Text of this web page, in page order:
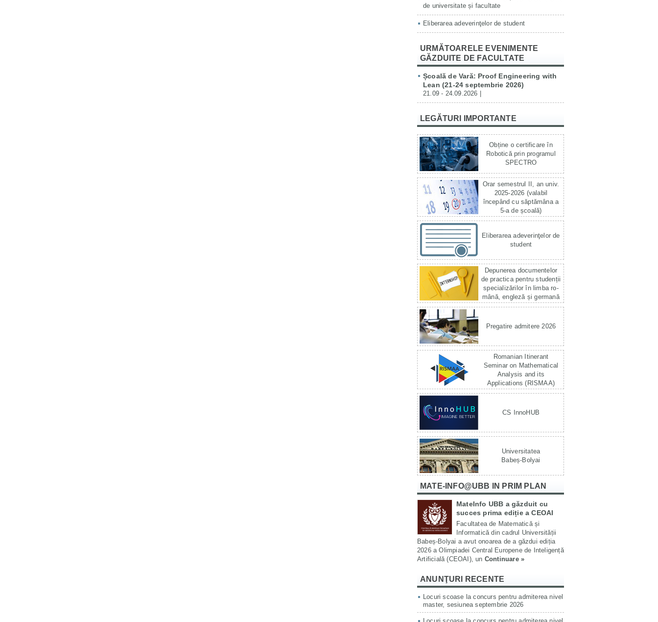
de universitate și facultate
Eliberarea adeverinţelor de student
URMĂTOARELE EVENIMENTE
GĂZDUITE DE FACULTATE
Școală de Vară: Proof Engineering with
Lean (21-24 septembrie 2026)
21.09 - 24.09.2026 |
LEGĂTURI IMPORTANTE
Obține o certificare în
Robotică prin programul
SPECTRO
Orar semestrul II, an univ.
2025-2026 (valabil
începând cu săptămâna a
5-a de școală)
Eliberarea adeverinţelor de
student
Depunerea documentelor
de practica pentru studenții
specializărilor în limba ro­
mână, engleză și germană
Pregatire admitere 2026
Romanian Itinerant
Seminar on Mathematical
Analysis and its
Applications (RISMAA)
CS InnoHUB
Universitatea
Babeș-Bolyai
MATE-INFO@UBB IN PRIM PLAN
MateInfo UBB a găzduit cu
succes prima ediție a CEOAI
Facultatea de Matematică și
Informatică din cadrul Universității
Babeș-Bolyai a avut onoarea de a găzdui ediția
2026 a Olimpiadei Central Europene de Inteligență
Artificială (CEOAI), un Continuare »
ANUNŢURI RECENTE
Locuri scoase la concurs pentru admiterea nivel
master, sesiunea septembrie 2026